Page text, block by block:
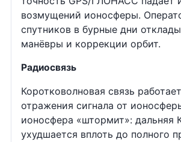
возмущений ионосферы.
спутников в бурные дни
манёвры и коррекции орбит.
Радиосвязь
Коротковолновая связь
отражения сигнала от
ионосфера «штормит»: дальняя
ухудшается вплоть до полного